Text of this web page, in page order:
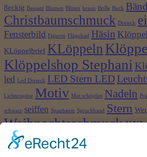
8eckig Bausatz Blumen Blüten braun Brille Buch
Christbaumschmuck Dreieck
Fensterbild Figuren Flügelrad Häsin
KLöppelbrief KLöppeln
Klöppelshop Stephani
led Led Dreieck LED Stern LED
Lichterspitze Motiv Mut schöpfen Nadeln
schwarz seiffen Spanbaum Spruchband Stern
WeihnachtsschmuckXXL
©2026 Klöppelshop und Drechslerei Stephani
×